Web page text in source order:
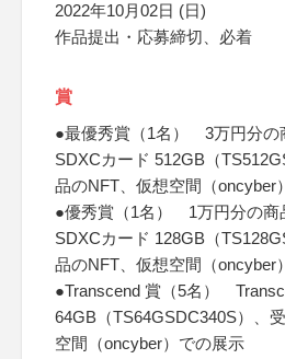
2022年10月02日 (日)
作品提出・応募締切、必着
賞
●最優秀賞（1名） 3万円分の
SDXCカード 512GB（
品のNFT、仮想空間（oncyber
●優秀賞（1名） 1万円分の商
SDXCカード 128GB（
品のNFT、仮想空間（oncyber
●Transcend 賞（5名）
64GB（TS64GSDC340S）、
空間（oncyber）での展示